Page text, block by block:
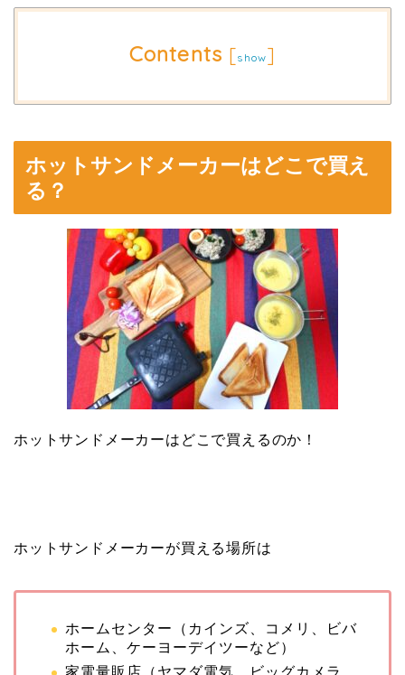
Contents [show]
ホットサンドメーカーはどこで買え
る？
ホットサンドメーカーはどこで買えるのか！
ホットサンドメーカーが買える場所は
ホームセンター（カインズ、コメリ、ビバ
ホーム、ケーヨーデイツーなど）
家電量販店（ヤマダ電気、ビッグカメラ、